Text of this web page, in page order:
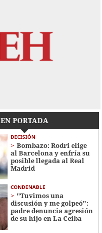
EN PORTADA
DECISIÓN
Bombazo: Rodri elige
al Barcelona y enfría su
posible llegada al Real
Madrid
CONDENABLE
"Tuvimos una
discusión y me golpeó":
padre denuncia agresión
de su hijo en La Ceiba